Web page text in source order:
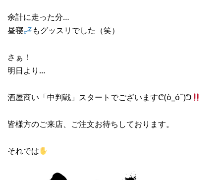
余計に走った分…
昼寝
もグッスリでした（笑）
さぁ！
明日より…
酒屋商い「中判戦」スタートでございますᕦ(ò_óˇ)ᕤ
皆様方のご来店、ご注文お待ちしております。
それでは